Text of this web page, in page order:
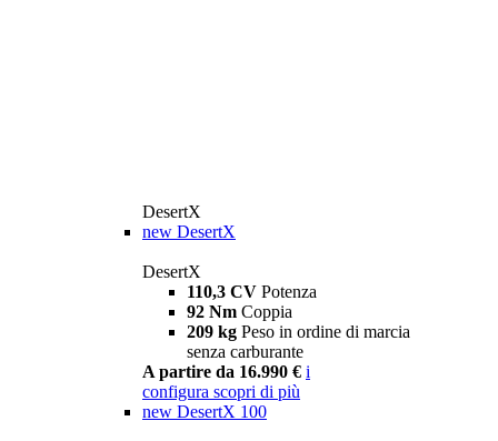
DesertX
new DesertX
DesertX
110,3 CV Potenza
92 Nm Coppia
209 kg Peso in ordine di marcia
senza carburante
A partire da 16.990 € i
configura scopri di più
new DesertX 100